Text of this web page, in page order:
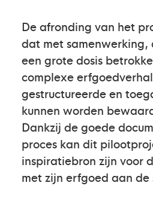
De afronding van het
dat met samenwerking,
een grote dosis
complexe
gestructureerde en
kunnen worden
Dankzij de goede
proces kan dit
inspiratiebron zijn voor
met zijn erfgoed aan